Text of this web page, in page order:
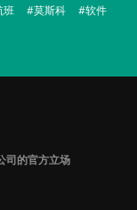
班 莫斯科
软件
司的官方立场